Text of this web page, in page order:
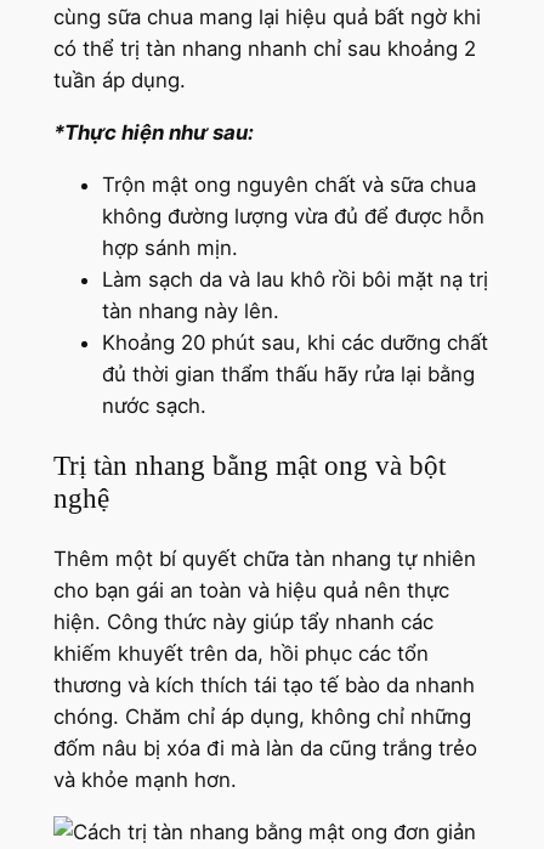
cùng sữa chua mang lại hiệu quả bất ngờ khi
có thể trị tàn nhang nhanh chỉ sau khoảng 2
tuần áp dụng.
*Thực hiện như sau:
Trộn mật ong nguyên chất và sữa chua
không đường lượng vừa đủ để được hỗn
hợp sánh mịn.
Làm sạch da và lau khô rồi bôi mặt nạ trị
tàn nhang này lên.
Khoảng 20 phút sau, khi các dưỡng chất
đủ thời gian thẩm thấu hãy rửa lại bằng
nước sạch.
Trị tàn nhang bằng mật ong và bột
nghệ
Thêm một bí quyết chữa tàn nhang tự nhiên
cho bạn gái an toàn và hiệu quả nên thực
hiện. Công thức này giúp tẩy nhanh các
khiếm khuyết trên da, hồi phục các tổn
thương và kích thích tái tạo tế bào da nhanh
chóng. Chăm chỉ áp dụng, không chỉ những
đốm nâu bị xóa đi mà làn da cũng trắng trẻo
và khỏe mạnh hơn.